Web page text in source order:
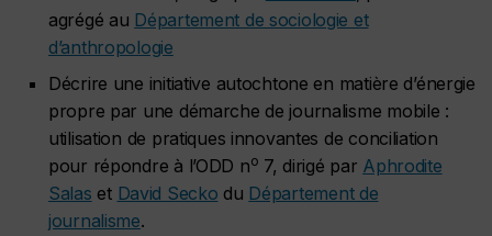
agrégé au Département de sociologie et
d’anthropologie
Décrire une initiative autochtone en matière d’énergie
propre par une démarche de journalisme mobile :
utilisation de pratiques innovantes de conciliation
pour répondre à l’ODD no 7, dirigé par Aphrodite
Salas et David Secko du Département de
journalisme.